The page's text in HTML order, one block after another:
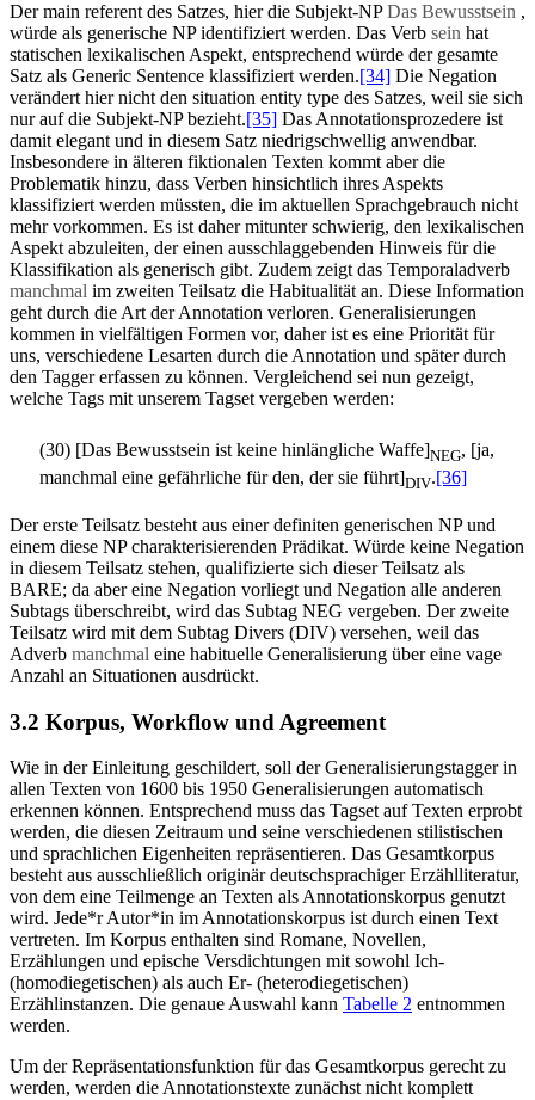
Der main referent des Satzes, hier die Subjekt-NPDas Bewusstsein ,
würde als generische NP identifiziert werden. Das Verb sein hat
statischen lexikalischen Aspekt, entsprechend würde der gesamte
Satz als Generic Sentence klassifiziert werden.[34] Die Negation
verändert hier nicht den situation entity type des Satzes, weil sie sich
nur auf die Subjekt-NP bezieht.[35] Das Annotationsprozedere ist
damit elegant und in diesem Satz niedrigschwellig anwendbar.
Insbesondere in älteren fiktionalen Texten kommt aber die
Problematik hinzu, dass Verben hinsichtlich ihres Aspekts
klassifiziert werden müssten, die im aktuellen Sprachgebrauch nicht
mehr vorkommen. Es ist daher mitunter schwierig, den lexikalischen
Aspekt abzuleiten, der einen ausschlaggebenden Hinweis für die
Klassifikation als generisch gibt. Zudem zeigt das Temporaladverb
manchmal im zweiten Teilsatz die Habitualität an. Diese Information
geht durch die Art der Annotation verloren. Generalisierungen
kommen in vielfältigen Formen vor, daher ist es eine Priorität für
uns, verschiedene Lesarten durch die Annotation und später durch
den Tagger erfassen zu können. Vergleichend sei nun gezeigt,
welche Tags mit unserem Tagset vergeben werden:
(30) [Das Bewusstsein ist keine hinlängliche Waffe]NEG, [ja,
manchmal eine gefährliche für den, der sie führt]DIV.[36]
Der erste Teilsatz besteht aus einer definiten generischen NP und
einem diese NP charakterisierenden Prädikat. Würde keine Negation
in diesem Teilsatz stehen, qualifizierte sich dieser Teilsatz als
BARE; da aber eine Negation vorliegt und Negation alle anderen
Subtags überschreibt, wird das Subtag NEG vergeben. Der zweite
Teilsatz wird mit dem Subtag Divers (DIV) versehen, weil das
Adverb manchmal eine habituelle Generalisierung über eine vage
Anzahl an Situationen ausdrückt.
3.2 Korpus, Workflow und Agreement
Wie in der Einleitung geschildert, soll der Generalisierungstagger in
allen Texten von 1600 bis 1950 Generalisierungen automatisch
erkennen können. Entsprechend muss das Tagset auf Texten erprobt
werden, die diesen Zeitraum und seine verschiedenen stilistischen
und sprachlichen Eigenheiten repräsentieren. Das Gesamtkorpus
besteht aus ausschließlich originär deutschsprachiger Erzählliteratur,
von dem eine Teilmenge an Texten als Annotationskorpus genutzt
wird. Jede*r Autor*in im Annotationskorpus ist durch einen Text
vertreten. Im Korpus enthalten sind Romane, Novellen,
Erzählungen und epische Versdichtungen mit sowohl Ich-
(homodiegetischen) als auch Er- (heterodiegetischen)
Erzählinstanzen. Die genaue Auswahl kann Tabelle 2 entnommen
werden.
Um der Repräsentationsfunktion für das Gesamtkorpus gerecht zu
werden, werden die Annotationstexte zunächst nicht komplett